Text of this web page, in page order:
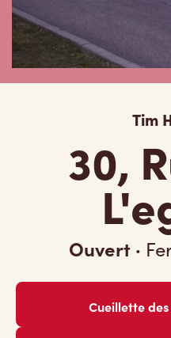
Tim
30,
Ouvert ·
Cueillette